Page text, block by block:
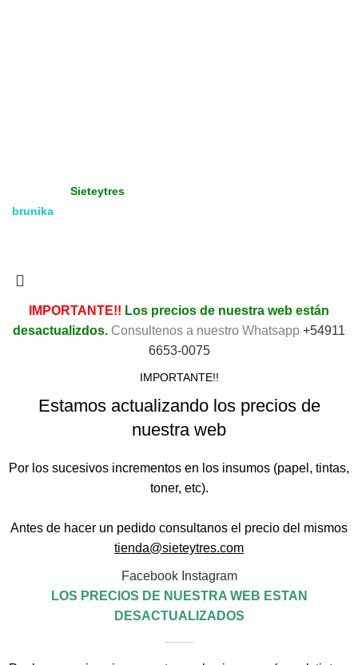
Sieteytres
brunika
IMPORTANTE!! Los precios de nuestra web están
desactualizdos. Consultenos a nuestro Whatsapp +54911
6653-0075
IMPORTANTE!!
Estamos actualizando los precios de
nuestra web
Por los sucesivos incrementos en los insumos (papel, tintas,
toner, etc).
Antes de hacer un pedido consultanos el precio del mismos
tienda@sieteytres.com
Facebook Instagram
LOS PRECIOS DE NUESTRA WEB ESTAN
DESACTUALIZADOS